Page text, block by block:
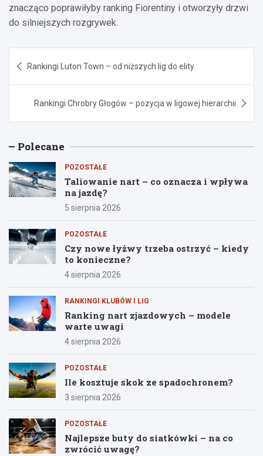
znacząco poprawiłyby ranking Fiorentiny i otworzyły drzwi
do silniejszych rozgrywek.
wpisu
Rankingi Luton Town – od niższych lig do elity
Rankingi Chrobry Głogów – pozycja w ligowej hierarchii
Polecane
POZOSTAŁE
Taliowanie nart – co oznacza i wpływa
na jazdę?
5 sierpnia 2026
POZOSTAŁE
Czy nowe łyżwy trzeba ostrzyć – kiedy
to konieczne?
4 sierpnia 2026
RANKINGI KLUBÓW I LIG
Ranking nart zjazdowych – modele
warte uwagi
4 sierpnia 2026
POZOSTAŁE
Ile kosztuje skok ze spadochronem?
3 sierpnia 2026
POZOSTAŁE
Najlepsze buty do siatkówki – na co
zwrócić uwagę?